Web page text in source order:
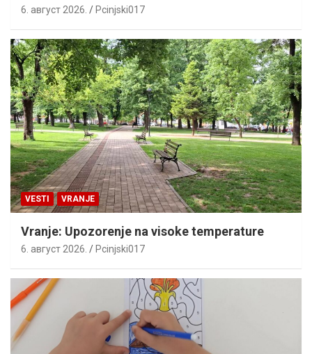
6. август 2026. Pcinjski017
VESTI VRANJE
Vranje: Upozorenje na visoke temperature
6. август 2026. Pcinjski017